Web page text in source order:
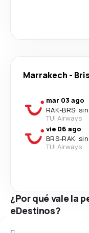
Marrakech -
mar 03 ago
RAK-BRS·
TUI Airways
vie 06 ago
BRS-RAK·
TUI Airways
¿Por qué vale la
eDestinos?